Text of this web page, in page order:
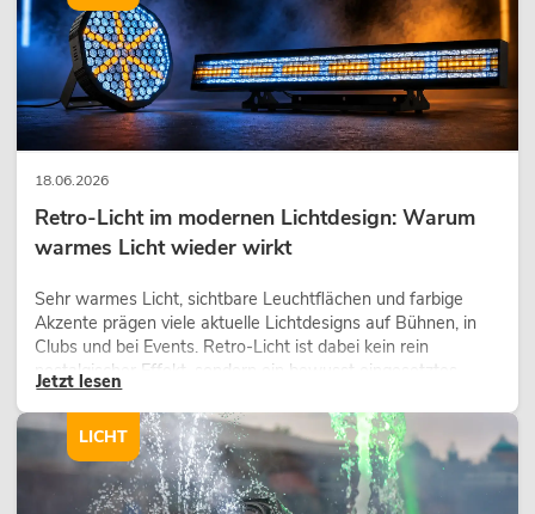
18.06.2026
Retro-Licht im modernen Lichtdesign: Warum
warmes Licht wieder wirkt
Sehr warmes Licht, sichtbare Leuchtflächen und farbige
Akzente prägen viele aktuelle Lichtdesigns auf Bühnen, in
Clubs und bei Events. Retro-Licht ist dabei kein rein
nostalgischer Effekt, sondern ein bewusst eingesetztes
Gestaltungsmittel: Es schafft Atmosphäre, gibt Szenen
Charakter und kann technische LED-Setups emotionaler
wirken lassen.
Jetzt lesen
LICHT